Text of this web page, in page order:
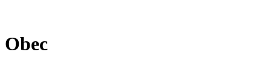
Obec